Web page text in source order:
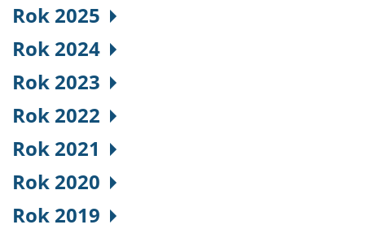
Rok 2025
Rok 2024
Rok 2023
Rok 2022
Rok 2021
Rok 2020
Rok 2019